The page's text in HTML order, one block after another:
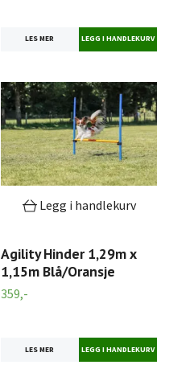
LES MER
Legg i handlekurv
Agility Hinder 1,29m x
1,15m Blå/Oransje
359,-
LES MER